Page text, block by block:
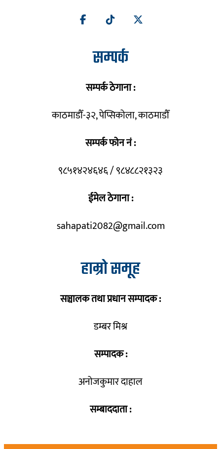
सम्पर्क
सम्पर्क ठेगाना :
काठमाडौँ-३२, पेप्सिकोला, काठमाडौँ
सम्पर्क फोन नं :
९८५१४२४६४६ / ९८४८८२१३२३
ईमेल ठेगाना :
sahapati2082@gmail.com
हाम्रो समूह
सञ्चालक तथा प्रधान सम्पादक :
डम्बर मिश्र
सम्पादक :
अनोजकुमार दाहाल
सम्बाददाता :